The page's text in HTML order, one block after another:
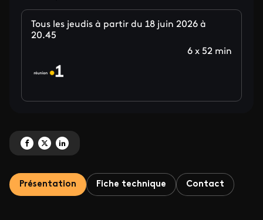
Tous les jeudis à partir du 18 juin 2026 à
20.45
6 x 52 min
Partagez 'Il était deux fois' sur Facebook
Partagez 'Il était deux fois' sur X
Partagez 'Il était deux fois' sur LinkedIn
Présentation Fiche technique Contact